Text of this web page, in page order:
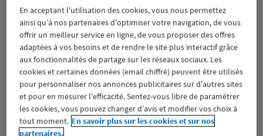
Voir plus
36.31
km
ATHIS MONS
80 AVENUE FRANCOIS MITTERRAND
91200 ATHIS MONS
4,5 /5Note de 4.5 sur 5
(488 avis)
Fermé aujourd'hui
En acceptant l'utilisation des cookies, vous nous permettez
ainsi qu’à nos partenaires d'optimiser votre navigation, de vous
offrir un meilleur service en ligne, de vous proposer des offres
adaptées à vos besoins et de rendre le site plus interactif grâce
aux fonctionnalités de partage sur les réseaux sociaux. Les
cookies et certaines données (email chiffré) peuvent être utilisés
pour personnaliser nos annonces publicitaires sur d'autres sites
et pour en mesurer l'efficacité. Sentez-vous libre de paramétrer
les cookies, vous pouvez changer d’avis et modifier vos choix à
tout moment. En savoir plus sur les cookies et sur nos
partenaires.